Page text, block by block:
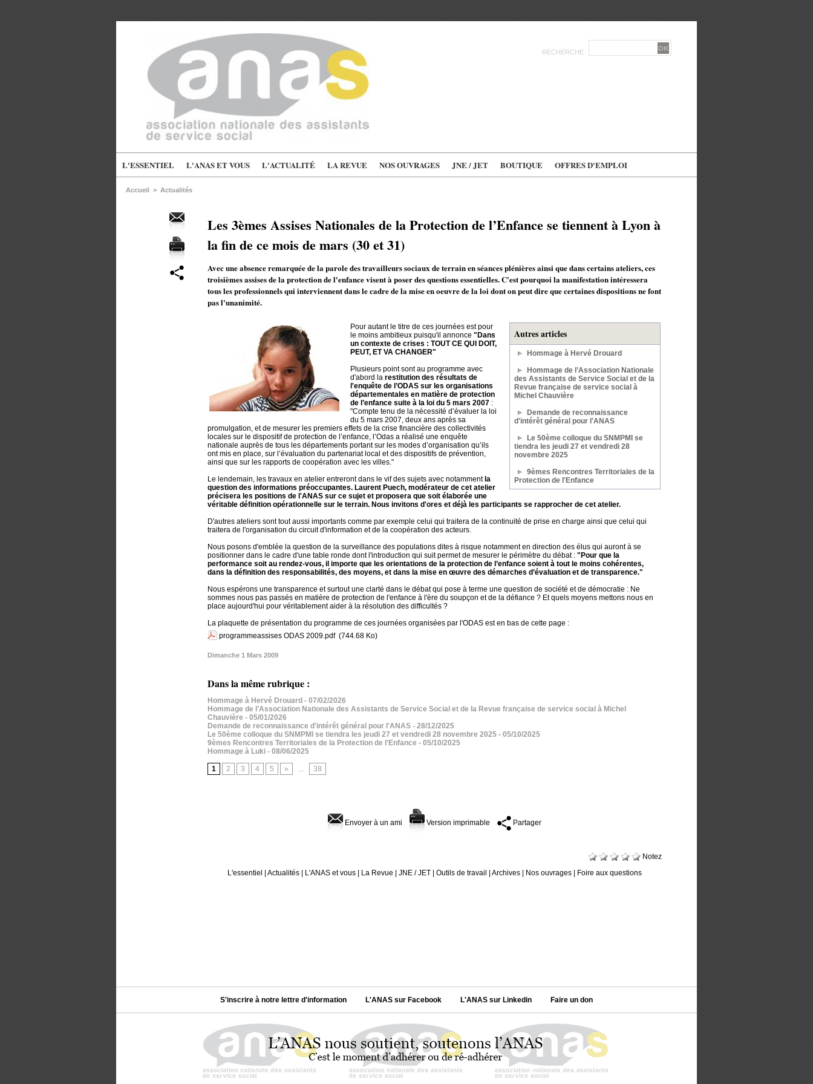
RECHERCHE
L'ESSENTIEL L'ANAS ET VOUS L'ACTUALITÉ LA REVUE NOS OUVRAGES JNE / JET BOUTIQUE OFFRES D'EMPLOI
Accueil > Actualités
Les 3èmes Assises Nationales de la Protection de l’Enfance se tiennent à Lyon à
la fin de ce mois de mars (30 et 31)
Avec une absence remarquée de la parole des travailleurs sociaux de terrain en séances plénières ainsi que dans certains ateliers, ces
troisièmes assises de la protection de l'enfance visent à poser des questions essentielles. C'est pourquoi la manifestation intéressera
tous les professionnels qui interviennent dans le cadre de la mise en oeuvre de la loi dont on peut dire que certaines dispositions ne font
pas l'unanimité.
Autres articles
Hommage à Hervé Drouard
Hommage de l’Association Nationale
des Assistants de Service Social et de la
Revue française de service social à
Michel Chauvière
Demande de reconnaissance
d'intérêt général pour l'ANAS
Le 50ème colloque du SNMPMI se
tiendra les jeudi 27 et vendredi 28
novembre 2025
9èmes Rencontres Territoriales de la
Protection de l'Enfance
Pour autant le titre de ces journées est pour
le moins ambitieux puisqu'il annonce "Dans
un contexte de crises : TOUT CE QUI DOIT,
PEUT, ET VA CHANGER"
Plusieurs point sont au programme avec
d'abord la restitution des résultats de
l'enquête de l’ODAS sur les organisations
départementales en matière de protection
de l’enfance suite à la loi du 5 mars 2007:
"Compte tenu de la nécessité d’évaluer la loi
du 5 mars 2007, deux ans après sa
promulgation, et de mesurer les premiers effets de la crise financière des collectivités
locales sur le dispositif de protection de l’enfance, l’Odas a réalisé une enquête
nationale auprès de tous les départements portant sur les modes d’organisation qu’ils
ont mis en place, sur l’évaluation du partenariat local et des dispositifs de prévention,
ainsi que sur les rapports de coopération avec les villes."
Le lendemain, les travaux en atelier entreront dans le vif des sujets avec notammentla
question des informations préoccupantes. Laurent Puech, modérateur de cet atelier
précisera les positions de l'ANAS sur ce sujet et proposera que soit élaborée une
véritable définition opérationnelle sur le terrain. Nous invitons d'ores et déjà les participants se rapprocher de cet atelier.
D'autres ateliers sont tout aussi importants comme par exemple celui qui traitera de la continuité de prise en charge ainsi que celui qui
traitera de l'organisation du circuit d'information et de la coopération des acteurs.
Nous posons d'emblée la question de la surveillance des populations dites à risque notamment en direction des élus qui auront à se
positionner dans le cadre d'une table ronde dont l'introduction qui suit permet de mesurer le périmètre du débat : "Pour que la
performance soit au rendez-vous, il importe que les orientations de la protection de l’enfance soient à tout le moins cohérentes,
dans la définition des responsabilités, des moyens, et dans la mise en œuvre des démarches d’évaluation et de transparence."
Nous espérons une transparence et surtout une clarté dans le débat qui pose à terme une question de société et de démocratie : Ne
sommes nous pas passés en matière de protection de l'enfance à l'ère du soupçon et de la défiance ? Et quels moyens mettons nous en
place aujourd'hui pour véritablement aider à la résolution des difficultés ?
La plaquette de présentation du programme de ces journées organisées par l'ODAS est en bas de cette page :
programmeassises ODAS 2009.pdf (744.68 Ko)
Dimanche 1 Mars 2009
Dans la même rubrique :
Hommage à Hervé Drouard - 07/02/2026
Hommage de l’Association Nationale des Assistants de Service Social et de la Revue française de service social à Michel
Chauvière - 05/01/2026
Demande de reconnaissance d'intérêt général pour l'ANAS - 28/12/2025
Le 50ème colloque du SNMPMI se tiendra les jeudi 27 et vendredi 28 novembre 2025 - 05/10/2025
9èmes Rencontres Territoriales de la Protection de l'Enfance - 05/10/2025
Hommage à Luki - 08/06/2025
1 2 3 4 5 » ... 38
Envoyer à un ami Version imprimable Partager
Notez
L'essentiel
Actualités L'ANAS et vous La Revue JNE / JET Outils de travail Archives Nos ouvrages Foire aux questions
S'inscrire à notre lettre d'information L'ANAS sur Facebook L'ANAS sur Linkedin Faire un don